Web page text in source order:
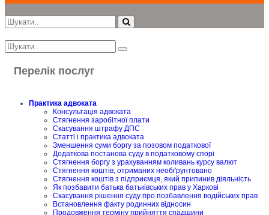
Перелік послуг
Практика адвоката
Консультація адвоката
Стягнення заробітної плати
Скасування штрафу ДПС
Статті і практика адвоката
Зменшення суми боргу за позовом податкової
Додаткова постанова суду в податковому спорі
Стягнення боргу з урахуванням коливань курсу валют
Стягнення коштів, отриманих необґрунтовано
Стягнення коштів з підприємця, який припинив діяльність
Як позбавити батька батьківських прав у Харкові
Скасування рішення суду про позбавлення водійських прав
Встановлення факту родинних відносин
Продовження терміну прийняття спадщини